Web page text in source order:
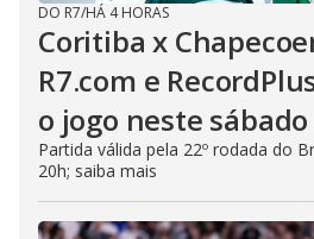
DO R7/HÁ 4 HORAS
Coritiba x
R7.com e
o jogo neste sábado
Partida válida pela 22º rodada do
20h; saiba mais